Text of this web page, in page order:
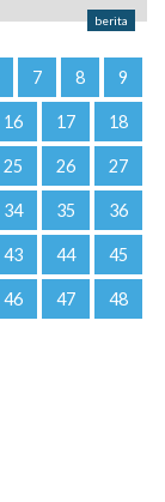
berita
7 8 9
16 17 18
25 26 27
34 35 36
43 44 45
46 47 48